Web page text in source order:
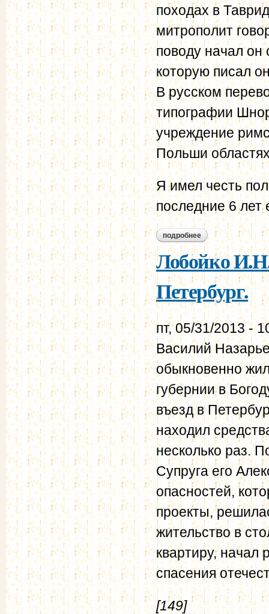
походах в
митрополит
поводу начал
которую писал
В русском
типографии
учреждение
Польши
Я имел честь
последние 6 лет
подробнее о лобойко и.н.
Лобойко
Петербург.
пт, 05/31/2013 -
Василий
обыкновенно
губернии в
въезд в
находил
несколько раз.
Супруга его
опасностей,
проекты,
жительство в
квартиру, начал
спасения
[149]